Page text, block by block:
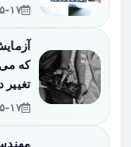
که
تغییر